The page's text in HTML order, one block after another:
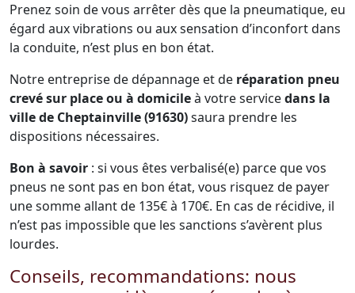
Prenez soin de vous arrêter dès que la pneumatique, eu
égard aux vibrations ou aux sensation d’inconfort dans
la conduite, n’est plus en bon état.
Notre entreprise de dépannage et de réparation pneu
crevé sur place ou à domicileà votre servicedans la
ville de Cheptainville (91630)saura prendre les
dispositions nécessaires.
Bon à savoir : si vous êtes verbalisé(e) parce que vos
pneus ne sont pas en bon état, vous risquez de payer
une somme allant de 135€ à 170€. En cas de récidive, il
n’est pas impossible que les sanctions s’avèrent plus
lourdes.
Conseils, recommandations: nous